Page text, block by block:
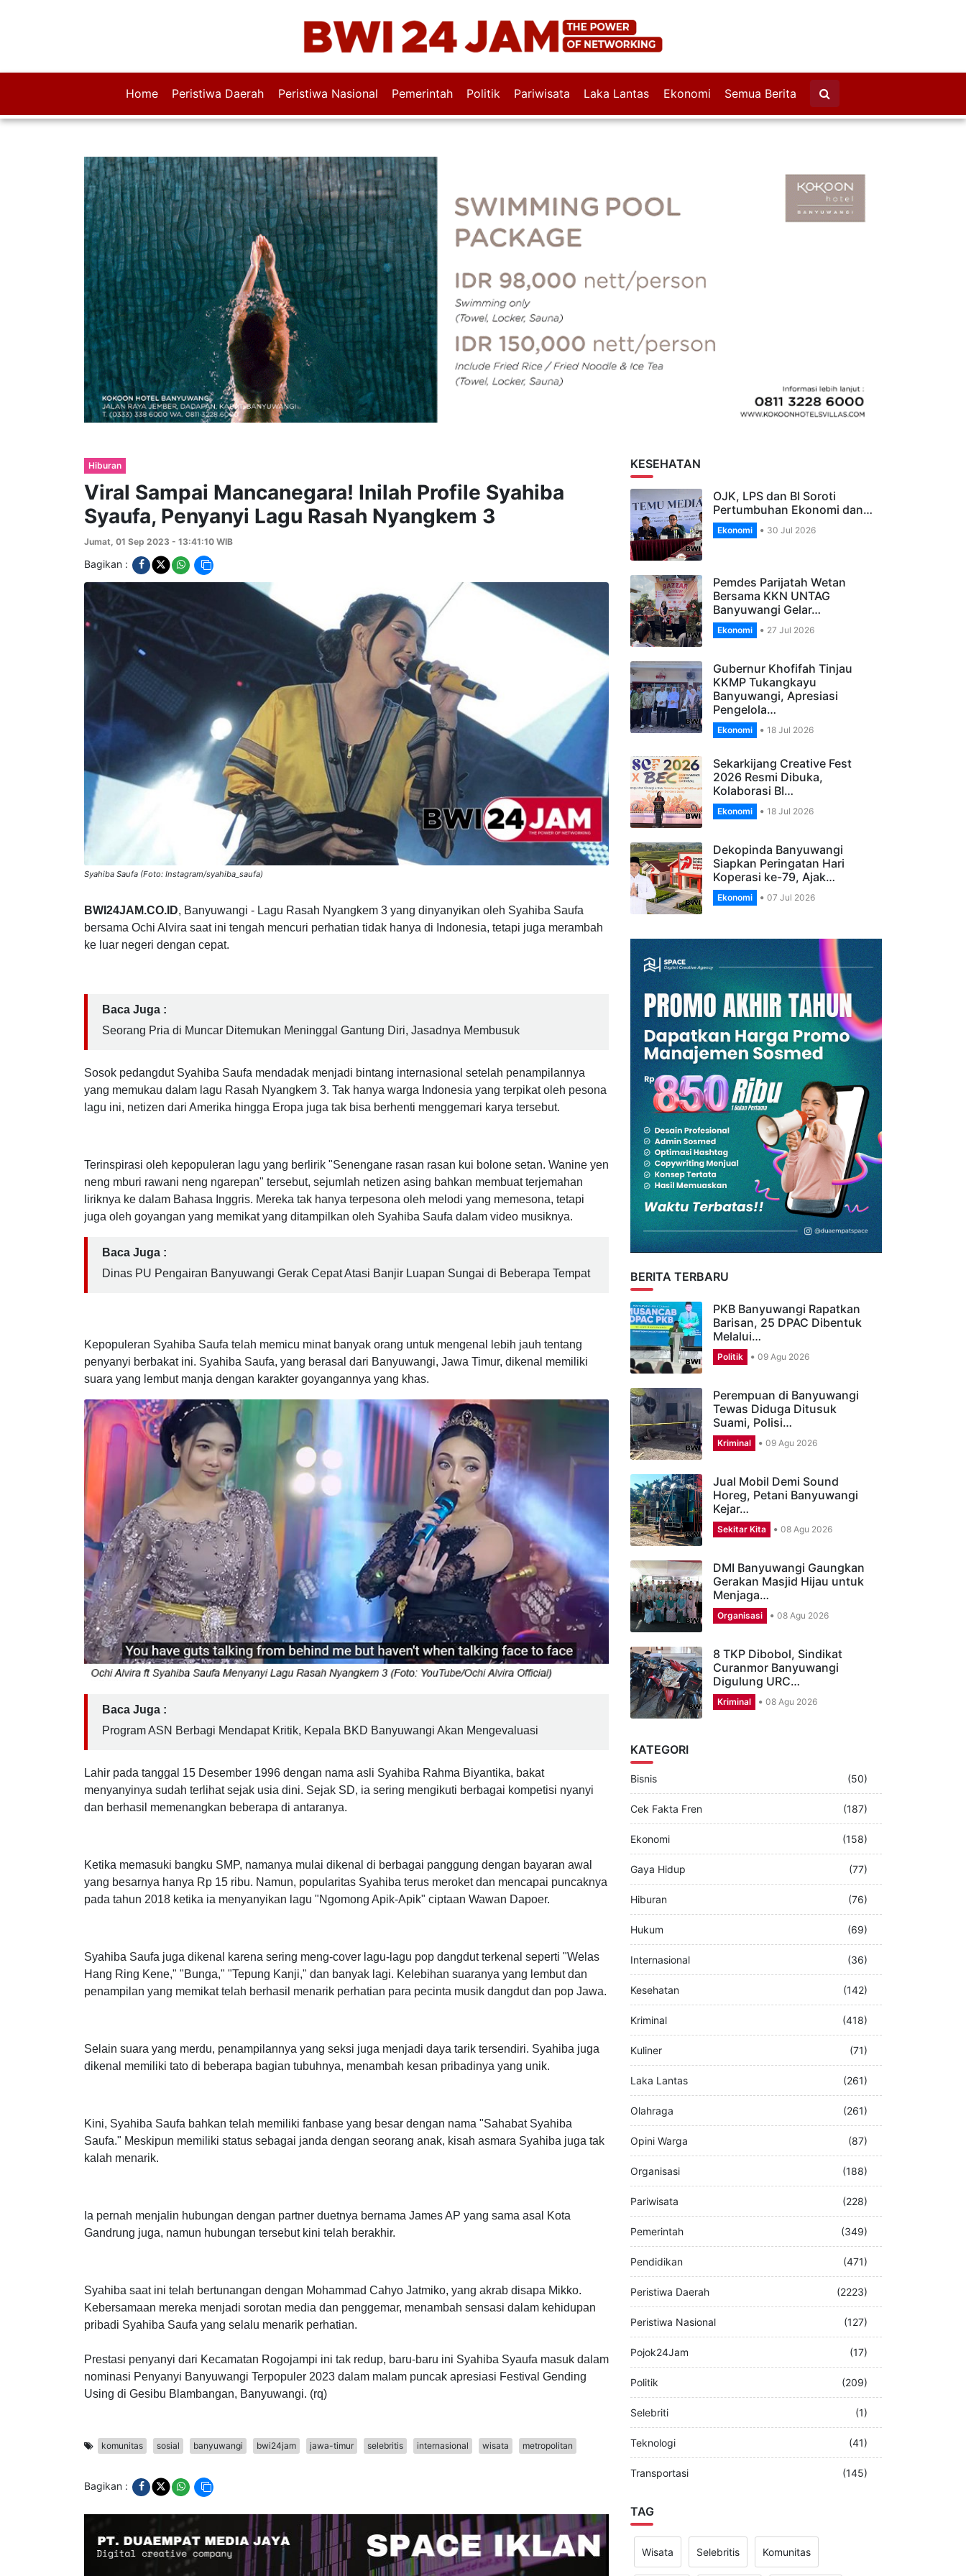
Home Peristiwa Daerah Peristiwa Nasional Pemerintah Politik Pariwisata Laka Lantas Ekonomi Semua Berita
Hiburan
Viral Sampai Mancanegara! Inilah Profile Syahiba
Syaufa, Penyanyi Lagu Rasah Nyangkem 3
Jumat, 01 Sep 2023 - 13:41:10 WIB
Bagikan :
Syahiba Saufa (Foto: Instagram/syahiba_saufa)
BWI24JAM.CO.ID, Banyuwangi - Lagu Rasah Nyangkem 3 yang dinyanyikan oleh Syahiba Saufa
Seorang Pria di Muncar Ditemukan Meninggal Gantung Diri, Jasadnya Membusuk
Sosok pedangdut Syahiba Saufa mendadak menjadi bintang internasional setelah penampilannya
Terinspirasi oleh kepopuleran lagu yang berlirik "Senengane rasan rasan kui bolone setan. Wanine yen
neng mburi rawani neng ngarepan" tersebut,
sejumlah netizen asing bahkan membuat terjemahan
juga oleh goyangan yang memikat yang ditampilkan oleh Syahiba Saufa dalam video musiknya.
Kepopuleran Syahiba Saufa telah memicu minat banyak orang untuk mengenal lebih jauh tentang
penyanyi berbakat ini. Syahiba Saufa, yang berasal dari Banyuwangi, Jawa Timur, dikenal memiliki
suara yang lembut manja dengan karakter goyangannya yang khas.
Program ASN Berbagi Mendapat Kritik, Kepala BKD Banyuwangi Akan Mengevaluasi
Lahir pada tanggal 15 Desember 1996 dengan nama asli Syahiba Rahma Biyantika, bakat
Ketika memasuki bangku SMP, namanya mulai dikenal di berbagai panggung dengan bayaran awal
Syahiba Saufa juga dikenal karena sering meng-cover lagu-lagu pop dangdut terkenal seperti "Welas
Syahiba saat ini telah bertunangan dengan Mohammad Cahyo Jatmiko, yang akrab disapa Mikko.
pribadi Syahiba Saufa yang selalu menarik perhatian.
Prestasi penyanyi dari Kecamatan Rogojampi ini tak redup, baru-baru ini Syahiba Syaufa masuk dalam
Using di Gesibu Blambangan, Banyuwangi. (rq)
komunitas sosial banyuwangi
KESEHATAN
OJK, LPS dan BI Soroti
Pemdes Parijatah Wetan
Bersama KKN UNTAG
Ekonomi 27 Jul 2026
Gubernur Khofifah Tinjau
KKMP Tukangkayu
Banyuwangi, Apresiasi
Ekonomi 18 Jul 2026
Sekarkijang Creative Fest
2026 Resmi Dibuka,
Ekonomi 18 Jul 2026
Dekopinda Banyuwangi
Siapkan Peringatan Hari
Ekonomi 07 Jul 2026
BERITA TERBARU
PKB Banyuwangi Rapatkan
Barisan, 25 DPAC Dibentuk
Politik 09 Agu 2026
Perempuan di Banyuwangi
Tewas Diduga Ditusuk
Kriminal 09 Agu 2026
Jual Mobil Demi Sound
Horeg, Petani Banyuwangi
Sekitar Kita 08 Agu 2026
DMI Banyuwangi Gaungkan
Gerakan Masjid Hijau untuk
Organisasi 08 Agu 2026
8 TKP Dibobol, Sindikat
Curanmor Banyuwangi
KATEGORI
Bisnis (50)
Cek Fakta Fren (187)
Ekonomi (158)
Gaya Hidup (77)
Hiburan (76)
Hukum (69)
Internasional (36)
Kesehatan (142)
Kriminal (418)
Kuliner (71)
Laka Lantas (261)
Olahraga (261)
Opini Warga (87)
Organisasi (188)
Pariwisata (228)
Pemerintah (349)
Pendidikan (471)
Peristiwa Daerah (2223)
Peristiwa Nasional (127)
Pojok24Jam (17)
Politik (209)
Selebriti (1)
Transportasi
TAG